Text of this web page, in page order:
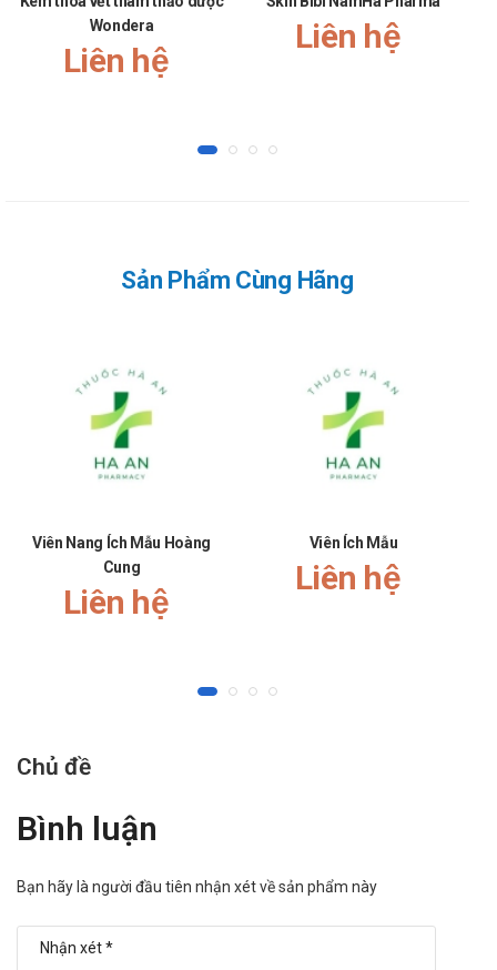
Wondera
Liên hệ
Liên hệ
Sản Phẩm Cùng Hãng
Viên Nang Ích Mẫu Hoàng
Cung
Liên hệ
Viên Ích Mẫu
Liên hệ
Chủ đề
Bình luận
Bạn hãy là người đầu tiên nhận xét về sản phẩm này